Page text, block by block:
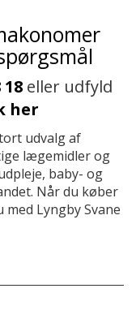
18eller udfyld
her
udvalg af
lægemidler og
baby- og
Når du køber
Lyngby Svane